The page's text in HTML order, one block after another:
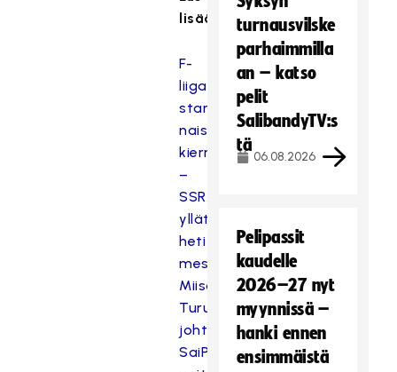
lisää:
F-
liiga
starttasi
naisten
kierroksella
–
SSRA
yllätti
heti
mestarit
Miisa
Turunen
johti
SaiPan
turnausvilske
parhaimmilla
an – katso
pelit
SalibandyTV:s
tä
06.08.2026
Pelipassit
kaudelle
2026–27 nyt
myynnissä –
hanki ennen
ensimmäistä